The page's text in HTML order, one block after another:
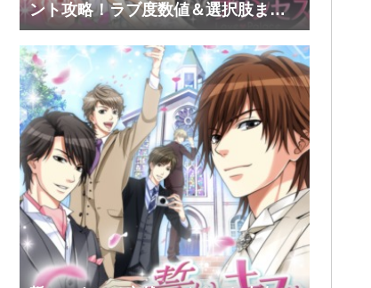
ント攻略！ラブ度数値＆選択肢まと
め！